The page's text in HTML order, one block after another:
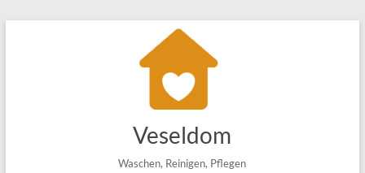
Veseldom
Waschen, Reinigen, Pflegen